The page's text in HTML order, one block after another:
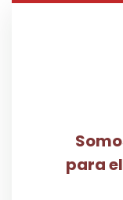
para